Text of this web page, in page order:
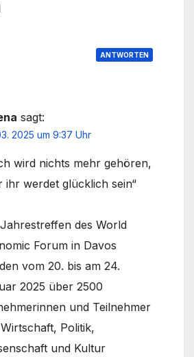
ANTWORTEN
sagt:
2025 um 9:37 Uhr
wird nichts mehr gehören,
ihr werdet glücklich sein“
des World
Forum in Davos
vom 20. bis am 24.
2025 über 2500
und Teilnehmer
Politik,
und Kultur